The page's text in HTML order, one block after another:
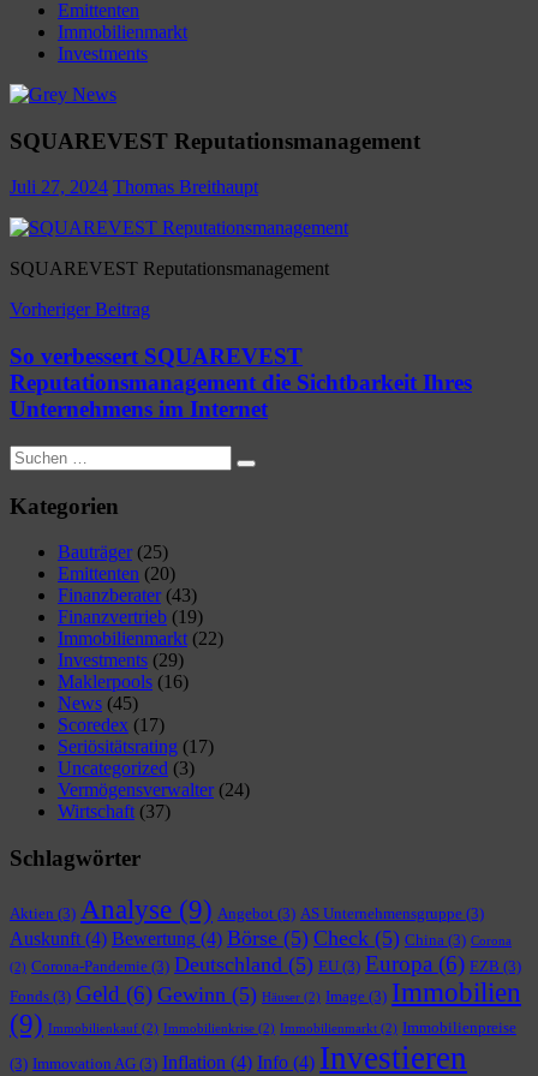
Emittenten
Immobilienmarkt
Investments
SQUAREVEST Reputationsmanagement
Juli 27, 2024 Thomas Breithaupt
SQUAREVEST Reputationsmanagement
Beitragsnavigation
Vorheriger Beitrag
So verbessert SQUAREVEST
Reputationsmanagement die Sichtbarkeit Ihres
Unternehmens im Internet
Suchen
nach:
Suchen
Kategorien
Bauträger(25)
Emittenten (20)
Finanzberater(43)
Finanzvertrieb (19)
Immobilienmarkt (22)
Investments (29)
Maklerpools (16)
News (45)
Scoredex (17)
Seriösitätsrating (17)
Uncategorized (3)
Vermögensverwalter(24)
Wirtschaft (37)
Schlagwörter
Aktien (3) Analyse (9) Angebot (3) AS Unternehmensgruppe (3)
Auskunft (4) Bewertung (4) Börse (5) Check (5) China (3) Corona
(2) Corona-Pandemie (3) Deutschland (5) EU (3) Europa (6) EZB (3)
Fonds (3) Geld (6) Gewinn (5) Häuser (2) Image (3) Immobilien
(9) Immobilienkauf (2) Immobilienkrise (2) Immobilienmarkt (2) Immobilienpreise
(3) Immovation AG (3) Inflation (4) Info (4) Investieren